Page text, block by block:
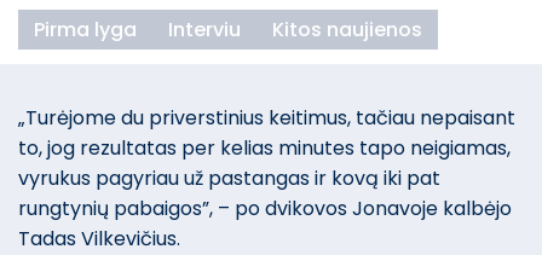
Pirma lyga Interviu Kitos naujienos
„Turėjome du priverstinius keitimus, tačiau nepaisant
to, jog rezultatas per kelias minutes tapo neigiamas,
vyrukus pagyriau už pastangas ir kovą iki pat
rungtynių pabaigos”, – po dvikovos Jonavoje kalbėjo
Tadas Vilkevičius.